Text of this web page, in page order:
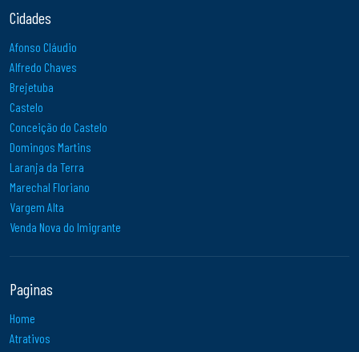
Cidades
Afonso Cláudio
Alfredo Chaves
Brejetuba
Castelo
Conceição do Castelo
Domingos Martins
Laranja da Terra
Marechal Floriano
Vargem Alta
Venda Nova do Imigrante
Paginas
Home
Atrativos